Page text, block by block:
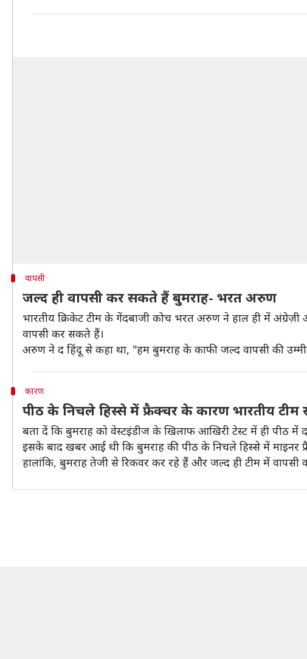
वापसी
जल्द ही वापसी कर सकते हैं बुमराह- भरत अरुण
भारतीय क्रिकेट टीम के गेंदबाजी कोच भरत अरुण ने हाल ही में
वापसी कर सकते हैं।
अरुण ने द हिंदू से कहा था, "हम बुमराह के काफी जल्द वापसी की
कारण
पीठ के निचले हिस्से में फ्रैक्चर के कारण भारतीय टीम
बता दें कि बुमराह को वेस्टइंडीज के खिलाफ आखिरी टेस्ट में ही पीठ में
इसके बाद खबर आई थी कि बुमराह की पीठ के निचले हिस्से में माइनर
हालांकि, बुमराह तेजी से रिकवर कर रहे हैं और जल्द ही टीम में